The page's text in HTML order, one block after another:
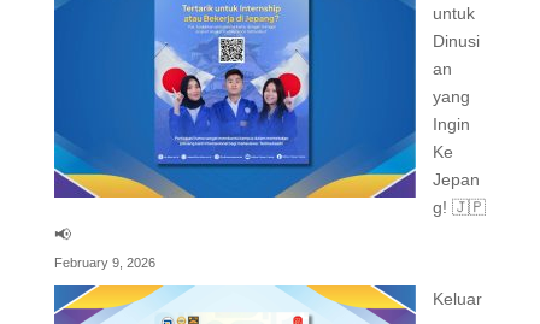
untuk
Dinusi
an
yang
Ingin
Ke
Jepan
g! 🇯🇵
📢
February 9, 2026
Keluar